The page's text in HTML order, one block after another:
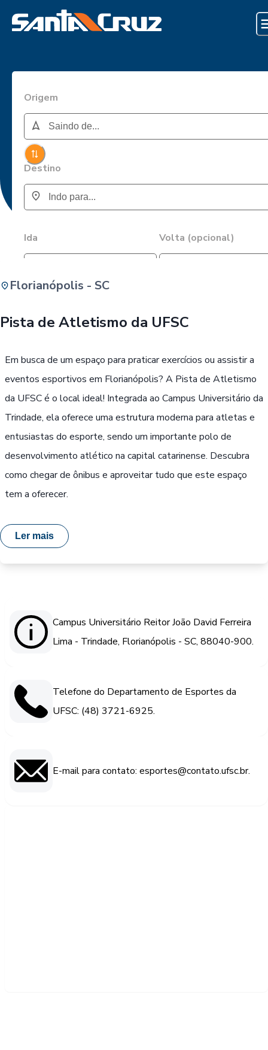
Origem
Destino
Ida Volta (opcional)
Florianópolis - SC
Pista de Atletismo da UFSC
Em busca de um espaço para praticar exercícios ou assistir a
eventos esportivos em Florianópolis? A Pista de Atletismo
da UFSC é o local ideal! Integrada ao Campus Universitário da
Trindade, ela oferece uma estrutura moderna para atletas e
entusiastas do esporte, sendo um importante polo de
desenvolvimento atlético na capital catarinense. Descubra
como chegar de ônibus e aproveitar tudo que este espaço
tem a oferecer.
Ler mais
Campus Universitário Reitor João David Ferreira
Lima - Trindade, Florianópolis - SC, 88040-900.
Telefone do Departamento de Esportes da
UFSC: (48) 3721-6925.
E-mail para contato: esportes@contato.ufsc.br.